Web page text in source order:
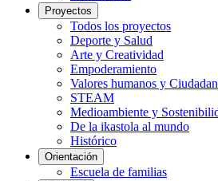
Proyectos
Todos los proyectos
Deporte y Salud
Arte y Creatividad
Empoderamiento
Valores humanos y
STEAM
Medioambiente y
De la ikastola al mundo
Histórico
Orientación
Escuela de familias